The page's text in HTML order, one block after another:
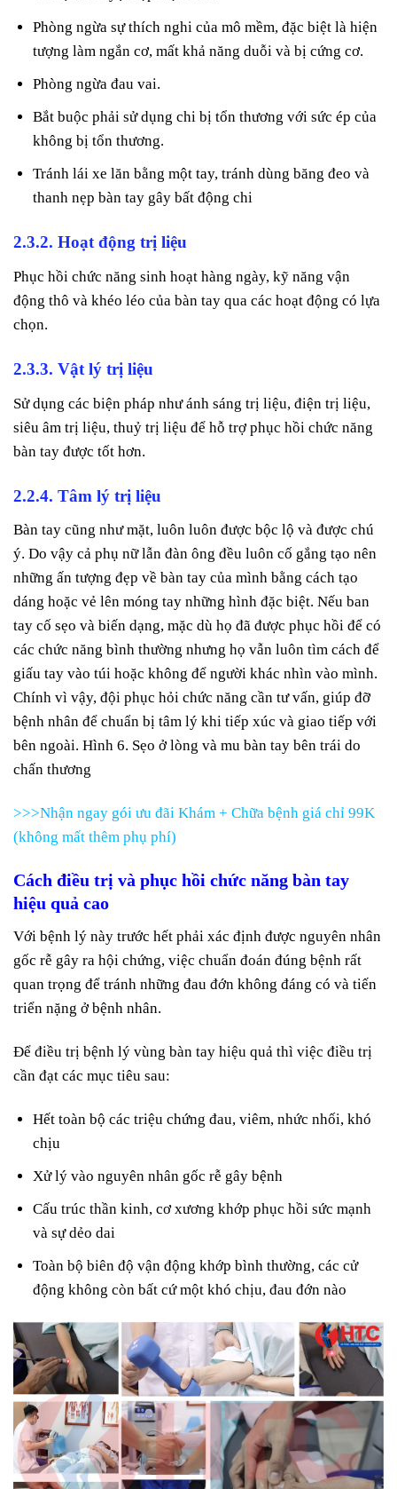
Phòng ngừa sự thích nghi của mô mềm, đặc biệt là hiện
tượng làm ngắn cơ, mất khả năng duỗi và bị cứng cơ.
Phòng ngừa đau vai.
Bắt buộc phải sử dụng chi bị tổn thương với sức ép của
không bị tổn thương.
Tránh lái xe lăn bằng một tay, tránh dùng băng đeo và
thanh nẹp bàn tay gây bất động chi
2.3.2. Hoạt động trị liệu
Phục hồi chức năng sinh hoạt hàng ngày, kỹ năng vận
động thô và khéo léo của bàn tay qua các hoạt động có lựa
chọn.
2.3.3. Vật lý trị liệu
Sử dụng các biện pháp như ánh sáng trị liệu, điện trị liệu,
siêu âm trị liệu, thuỷ trị liệu để hỗ trợ phục hồi chức năng
bàn tay được tốt hơn.
2.2.4. Tâm lý trị liệu
Bàn tay cũng như mặt, luôn luôn được bộc lộ và được chú
ý. Do vậy cả phụ nữ lẫn đàn ông đều luôn cố gắng tạo nên
những ấn tượng đẹp về bàn tay của mình bằng cách tạo
dáng hoặc vẻ lên móng tay những hình đặc biệt. Nếu ban
tay cố sẹo và biến dạng, mặc dù họ đã được phục hồi để có
các chức năng bình thường nhưng họ vẫn luôn tìm cách để
giấu tay vào túi hoặc không để người khác nhìn vào mình.
Chính vì vậy, đội phục hỏi chức năng cần tư vấn, giúp đỡ
bệnh nhân để chuẩn bị tâm lý khi tiếp xúc và giao tiếp với
bên ngoài. Hình 6. Sẹo ở lòng và mu bàn tay bên trái do
chấn thương
>>>Nhận ngay gói ưu đãi Khám + Chữa bệnh giá chỉ 99K
(không mất thêm phụ phí)
Cách điều trị và phục hồi chức năng bàn tay
hiệu quả cao
Với bệnh lý này trước hết phải xác định được nguyên nhân
gốc rễ gây ra hội chứng, việc chuẩn đoán đúng bệnh rất
quan trọng để tránh những đau đớn không đáng có và tiến
triển nặng ở bệnh nhân.
Để điều trị bệnh lý vùng bàn tay hiệu quả thì việc điều trị
cần đạt các mục tiêu sau:
Hết toàn bộ các triệu chứng đau, viêm, nhức nhối, khó
chịu
Xử lý vào nguyên nhân gốc rễ gây bệnh
Cấu trúc thần kinh, cơ xương khớp phục hồi sức mạnh
và sự dẻo dai
Toàn bộ biên độ vận động khớp bình thường, các cử
động không còn bất cứ một khó chịu, đau đớn nào